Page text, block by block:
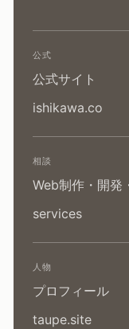
公式
公式サイト
ishikawa.co
相談
Web制作・開発
services
人物
プロフィール
taupe.site